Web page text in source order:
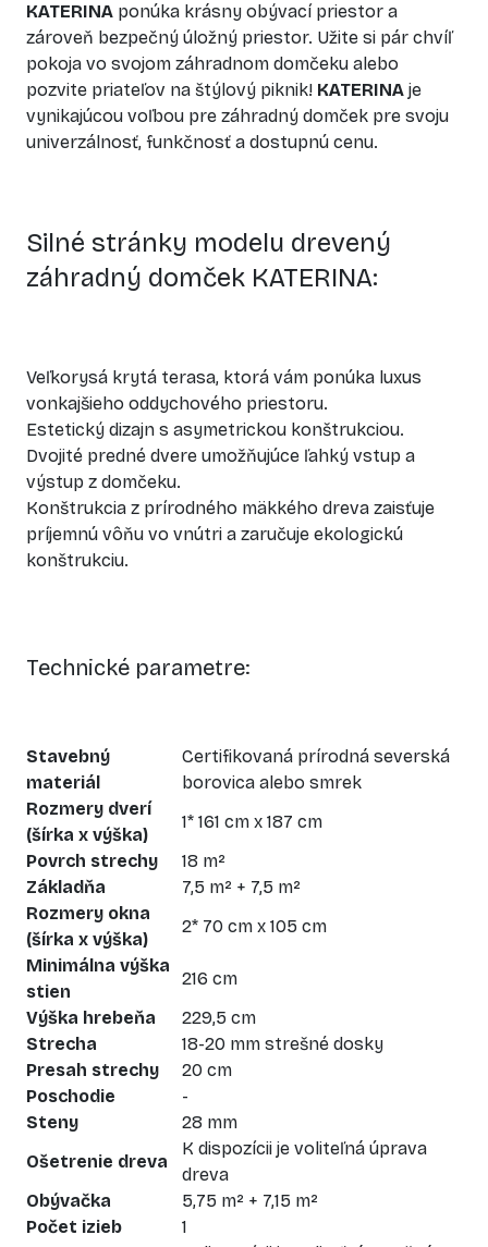
KATERINA ponúka krásny obývací priestor a
zároveň bezpečný úložný priestor. Užite si pár chvíľ
pokoja vo svojom záhradnom domčeku alebo
pozvite priateľov na štýlový piknik! KATERINA je
vynikajúcou voľbou pre záhradný domček pre svoju
univerzálnosť, funkčnosť a dostupnú cenu.
Silné stránky modelu drevený
záhradný domček KATERINA:
Veľkorysá krytá terasa, ktorá vám ponúka luxus
vonkajšieho oddychového priestoru.
Estetický dizajn s asymetrickou konštrukciou.
Dvojité predné dvere umožňujúce ľahký vstup a
výstup z domčeku.
Konštrukcia z prírodného mäkkého dreva zaisťuje
príjemnú vôňu vo vnútri a zaručuje ekologickú
konštrukciu.
Technické parametre:
Stavebný
materiál
Certifikovaná prírodná severská
borovica alebo smrek
Rozmery dverí
(šírka x výška)
1* 161 cm x 187 cm
Povrch strechy
18 m²
Základňa
7,5 m² + 7,5 m²
Rozmery okna
(šírka x výška)
2* 70 cm x 105 cm
Minimálna výška
stien
216 cm
Výška hrebeňa
229,5 cm
Strecha
18-20 mm strešné dosky
Presah strechy
20 cm
Poschodie
-
Steny
28 mm
Ošetrenie dreva
K dispozícii je voliteľná úprava
dreva
Obývačka
5,75 m² + 7,15 m²
Počet izieb
1